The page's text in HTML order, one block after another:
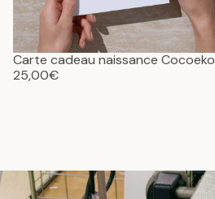
Carte cadeau naissance Cocoeko
25,00€